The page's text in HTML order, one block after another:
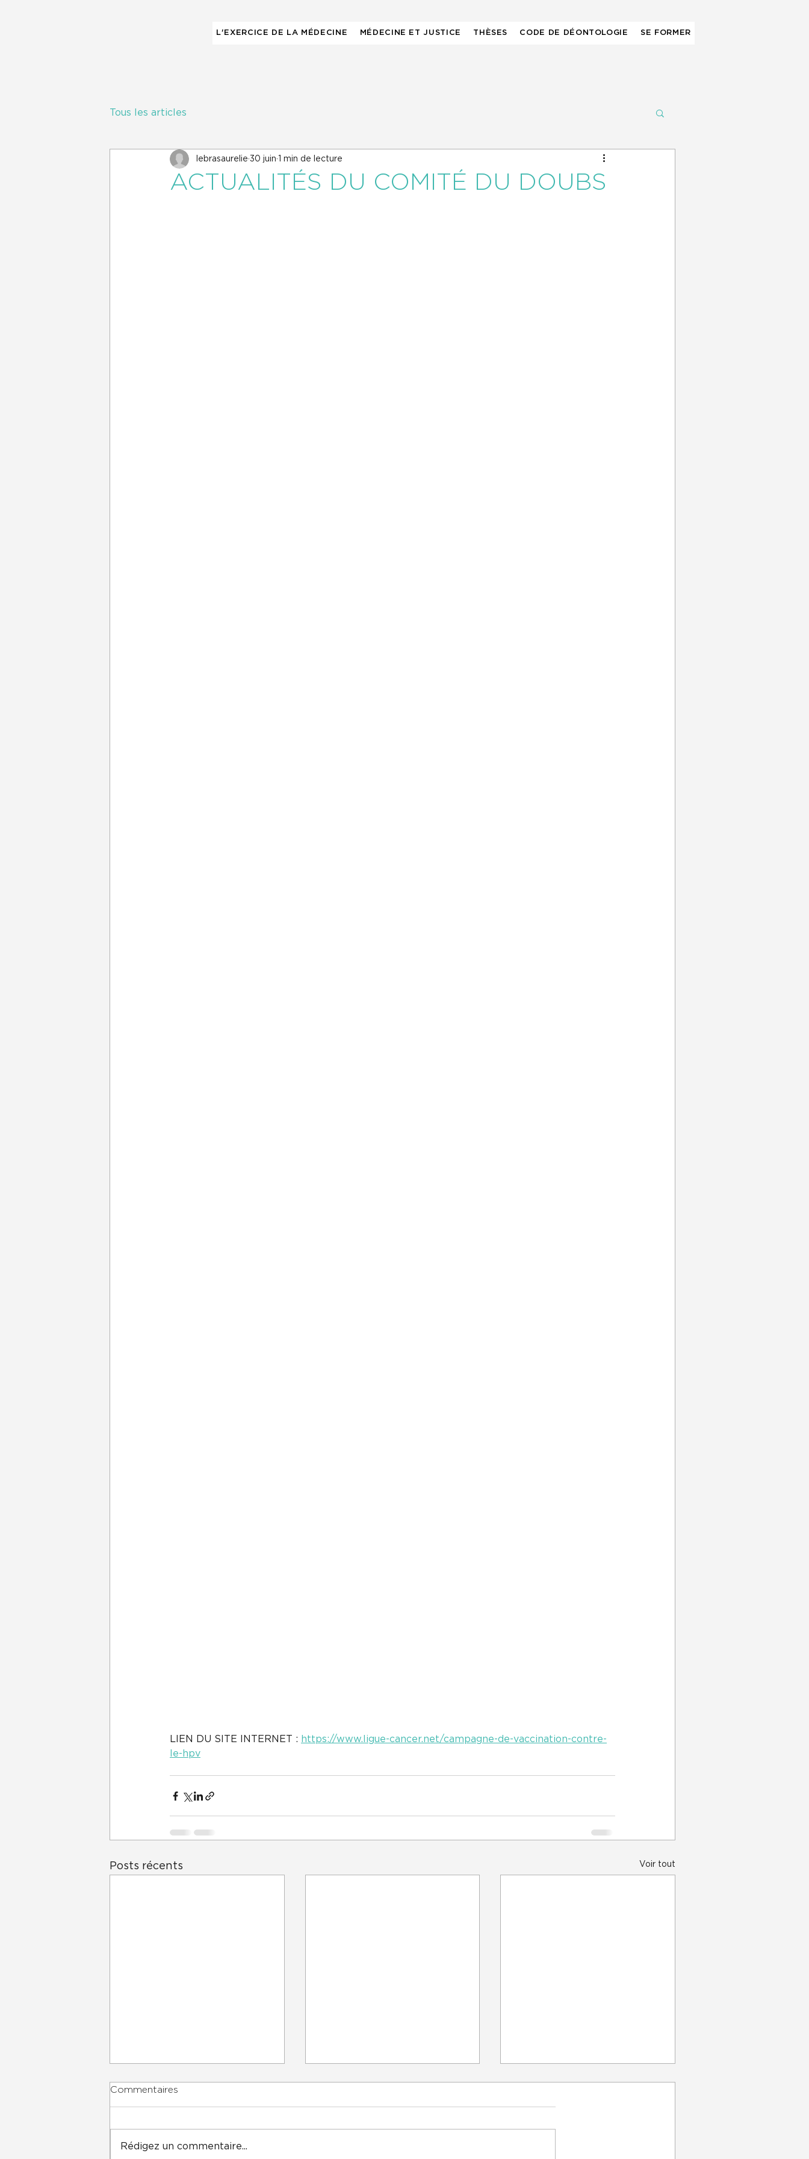
L'EXERCICE DE LA MÉDECINE MÉDECINE ET JUSTICE THÈSES CODE DE DÉONTOLOGIE SE FORMER
Tous les articles
ACTUALITÉS DU COMITÉ DU DOUBS
lebrasaurelie 30 juin 1 min de lecture
LIEN DU SITE INTERNET : https://www.ligue-cancer.net/campagne-de-vaccination-contre-
le-hpv
Posts récents Voir tout
Commentaires
Rédigez un commentaire...